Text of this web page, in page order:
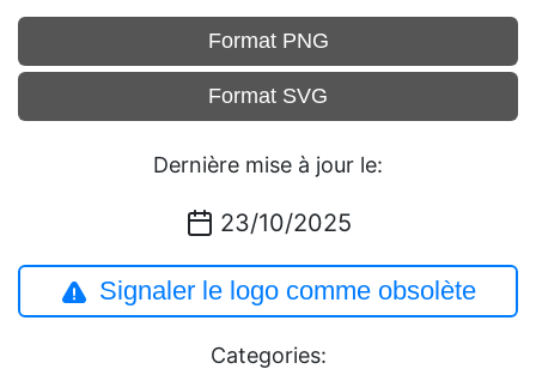
Format PNG
Format SVG
Dernière mise à jour le:
23/10/2025
Signaler le logo comme obsolète
Categories: